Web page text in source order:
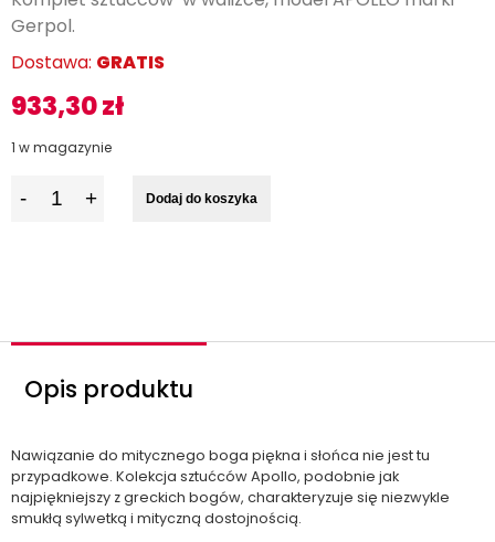
Gerpol.
Dostawa: GRATIS
933,30zł
1 w magazynie
Dodaj do koszyka
Opis produktu
Nawiązanie do mitycznego boga piękna i słońca nie jest tu
przypadkowe. Kolekcja sztućców Apollo, podobnie jak
najpiękniejszy z greckich bogów, charakteryzuje się niezwykle
smukłą sylwetką i mityczną dostojnością.